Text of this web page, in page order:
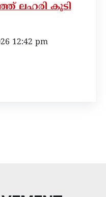
ലഹരി കൂടി
12:42 pm